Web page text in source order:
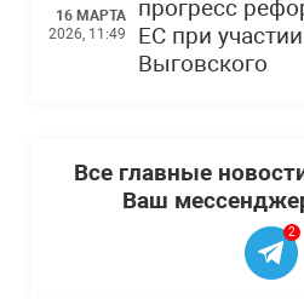
16 МАРТА
2026, 11:49
прогресс
ЕС при
Выговского
Все главные
Ваш
2